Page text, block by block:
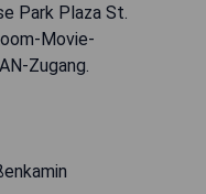
Park Plaza St.
Movie-
Zugang.